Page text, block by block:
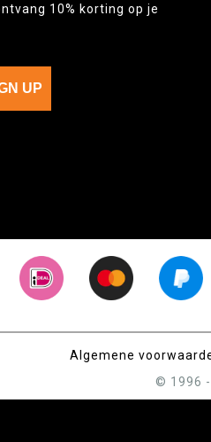
10% korting op je
UP
Algemene
© 1996 -